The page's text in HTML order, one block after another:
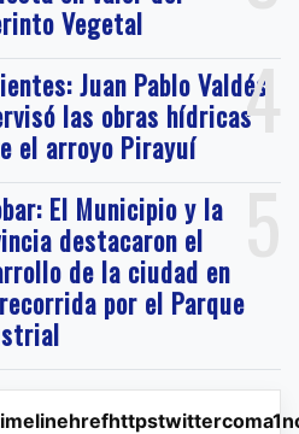
Vegetal
4
Juan Pablo Valdés
las obras hídricas
el arroyo Pirayuí
5
El Municipio y la
destacaron el
de la ciudad en
por el Parque